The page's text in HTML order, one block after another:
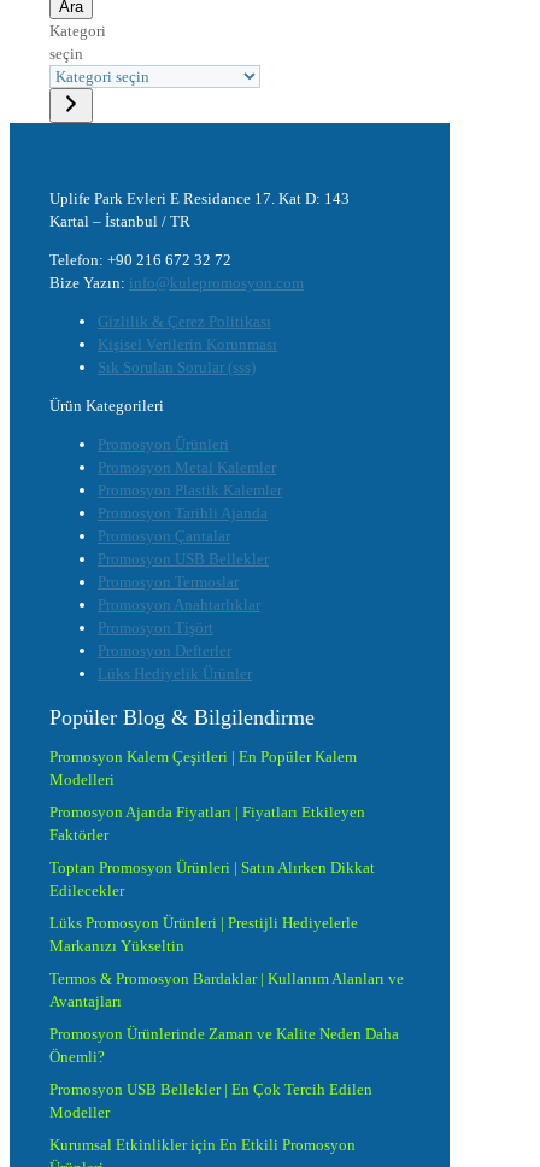
Ara
Kategori
seçin
Uplife Park Evleri E Residance 17. Kat D: 143
Kartal – İstanbul / TR
Telefon: +90 216 672 32 72
Bize Yazın: info@kulepromosyon.com
Gizlilik & Çerez Politikası
Kişisel Verilerin Korunması
Sık Sorulan Sorular (sss)
Ürün Kategorileri
Promosyon Ürünleri
Promosyon Metal Kalemler
Promosyon Plastik Kalemler
Promosyon Tarihli Ajanda
Promosyon Çantalar
Promosyon USB Bellekler
Promosyon Termoslar
Promosyon Anahtarlıklar
Promosyon Tişört
Promosyon Defterler
Lüks Hediyelik Ürünler
Popüler Blog & Bilgilendirme
Promosyon Kalem Çeşitleri | En Popüler Kalem
Modelleri
Promosyon Ajanda Fiyatları | Fiyatları Etkileyen
Faktörler
Toptan Promosyon Ürünleri | Satın Alırken Dikkat
Edilecekler
Lüks Promosyon Ürünleri | Prestijli Hediyelerle
Markanızı Yükseltin
Termos & Promosyon Bardaklar | Kullanım Alanları ve
Avantajları
Promosyon Ürünlerinde Zaman ve Kalite Neden Daha
Önemli?
Promosyon USB Bellekler | En Çok Tercih Edilen
Modeller
Kurumsal Etkinlikler için En Etkili Promosyon